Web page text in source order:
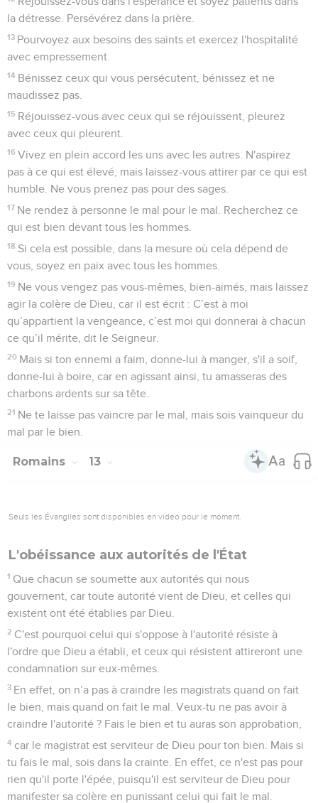
la détresse. Persévérez dans la prière.
13 Pourvoyez aux besoins des saints et exercez l'hospitalité
avec empressement.
14 Bénissez ceux qui vous persécutent, bénissez et ne
maudissez pas.
15 Réjouissez-vous avec ceux qui se réjouissent, pleurez
avec ceux qui pleurent.
16 Vivez en plein accord les uns avec les autres. N'aspirez
pas à ce qui est élevé, mais laissez-vous attirer par ce qui est
humble. Ne vous prenez pas pour des sages.
17 Ne rendez à personne le mal pour le mal. Recherchez ce
qui est bien devant tous les hommes.
18 Si cela est possible, dans la mesure où cela dépend de
vous, soyez en paix avec tous les hommes.
19 Ne vous vengez pas vous-mêmes, bien-aimés, mais laissez
agir la colère de Dieu, car il est écrit : C’est à moi
qu’appartient la vengeance, c’est moi qui donnerai à chacun
ce qu’il mérite, dit le Seigneur.
20 Mais si ton ennemi a faim, donne-lui à manger, s'il a soif,
donne-lui à boire, car en agissant ainsi, tu amasseras des
charbons ardents sur sa tête.
21 Ne te laisse pas vaincre par le mal, mais sois vainqueur du
mal par le bien.
Romains 13
Seuls les Évangiles sont disponibles en vidéo pour le moment.
L'obéissance aux autorités de l'État
1 Que chacun se soumette aux autorités qui nous
gouvernent, car toute autorité vient de Dieu, et celles qui
existent ont été établies par Dieu.
2 C'est pourquoi celui qui s'oppose à l'autorité résiste à
l'ordre que Dieu a établi, et ceux qui résistent attireront une
condamnation sur eux-mêmes.
3 En effet, on n’a pas à craindre les magistrats quand on fait
le bien, mais quand on fait le mal. Veux-tu ne pas avoir à
craindre l'autorité ? Fais le bien et tu auras son approbation,
4 car le magistrat est serviteur de Dieu pour ton bien. Mais si
tu fais le mal, sois dans la crainte. En effet, ce n'est pas pour
rien qu'il porte l'épée, puisqu'il est serviteur de Dieu pour
manifester sa colère en punissant celui qui fait le mal.